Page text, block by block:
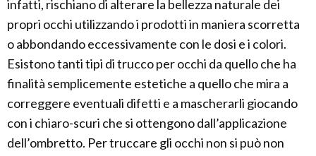
infatti, rischiano di alterare la bellezza naturale dei
propri occhi utilizzando i prodotti in maniera scorretta
o abbondando eccessivamente con le dosi e i colori.
Esistono tanti tipi di trucco per occhi da quello che ha
finalità semplicemente estetiche a quello che mira a
correggere eventuali difetti e a mascherarli giocando
con i chiaro-scuri che si ottengono dall’applicazione
dell’ombretto. Per truccare gli occhi non si può non